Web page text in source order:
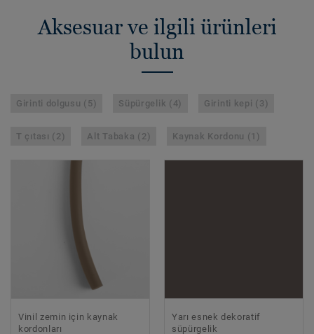
Aksesuar ve ilgili ürünleri
bulun
Girinti dolgusu (5) Süpürgelik (4) Girinti kepi (3)
T çıtası (2) Alt Tabaka (2) Kaynak Kordonu (1)
Vinil zemin için kaynak
kordonları
Yarı esnek dekoratif
süpürgelik